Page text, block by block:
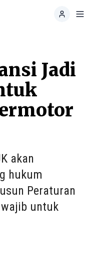
Jadi
akan
hukum
Peraturan
untuk